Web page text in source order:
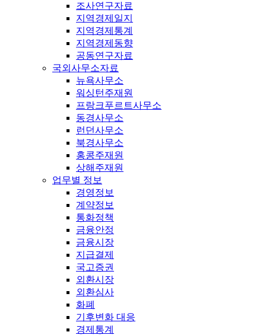
조사연구자료
지역경제일지
지역경제통계
지역경제동향
공동연구자료
국외사무소자료
뉴욕사무소
워싱턴주재원
프랑크푸르트사무소
동경사무소
런던사무소
북경사무소
홍콩주재원
상해주재원
업무별 정보
경영정보
계약정보
통화정책
금융안정
금융시장
지급결제
국고증권
외환시장
외환심사
화폐
기후변화 대응
경제통계